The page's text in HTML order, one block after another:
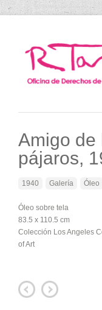
Amigo de
pájaros,
1940 Galería Óleo
Óleo sobre tela
83.5 x 110.5 cm
Colección Los Angeles
of Art